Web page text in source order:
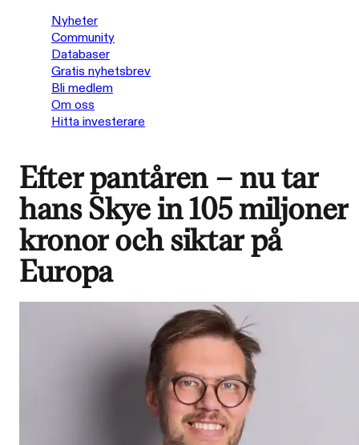
Nyheter
Community
Databaser
Gratis nyhetsbrev
Bli medlem
Om oss
Hitta investerare
Efter pantåren – nu tar
hans Skye in 105 miljoner
kronor och siktar på
Europa